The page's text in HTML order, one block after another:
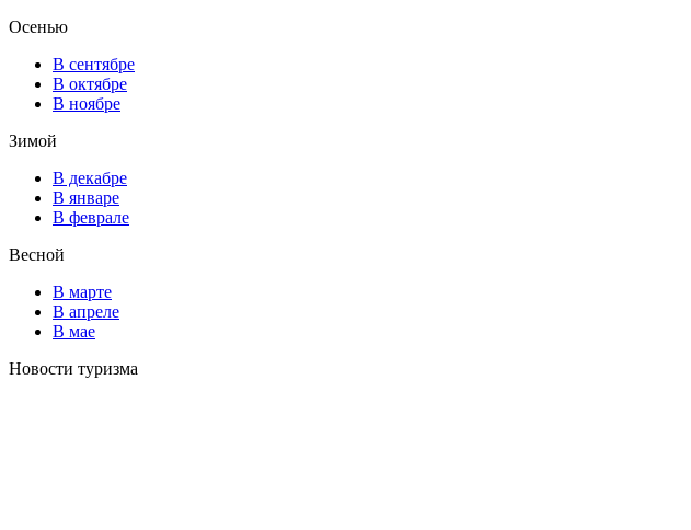
Осенью
В сентябре
В октябре
В ноябре
Зимой
В декабре
В январе
В феврале
Весной
В марте
В апреле
В мае
Новости туризма